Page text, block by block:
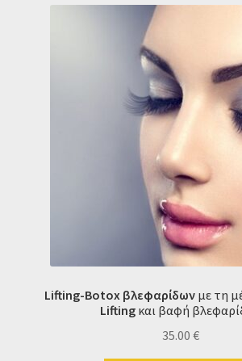
Lifting-Botox βλεφαρίδωνμε τη
Lifting και βαφή
35.00 €